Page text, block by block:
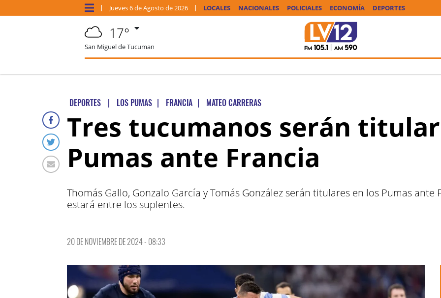
Jueves6 deAgosto de 2026 LOCALES NACIONALES POLICIALES ECONOMÍA DEPORTES
17°
San Miguel de Tucuman
DEPORTES | LOS PUMAS | FRANCIA | MATEO CARRERAS
Tres tucumanos serán
Pumas ante Francia
Thomás Gallo, Gonzalo García y Tomás González serán titulares en los Pumas ante
estará entre los suplentes.
20 DE NOVIEMBRE DE 2024 - 08:33